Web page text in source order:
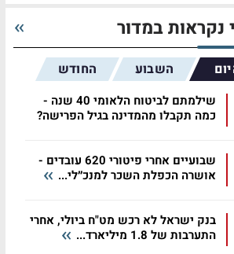
נקראות במדור
השבוע החודש
שילמתם לביטוח הלאומי 40 שנה -
כמה תקבלו מהמדינה בגיל הפרישה?
שבועיים אחרי פיטורי 620 עובדים -
אושרה הכפלת השכר למנכ״לי...
בנק ישראל לא רכש מט"ח ביולי, אחרי
התערבות של 1.8 מיליארד...